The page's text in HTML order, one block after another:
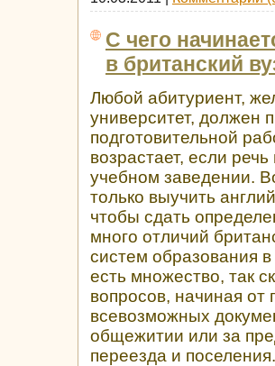
С чего
в британский
Любой абитуриент,
университет, должен
подготовительной
возрастает, если
учебном заведении.
только выучить
чтобы сдать
много отличий
систем образования
есть множество, так
вопросов, начиная
всевозможных
общежитии или за
переезда и поселения.